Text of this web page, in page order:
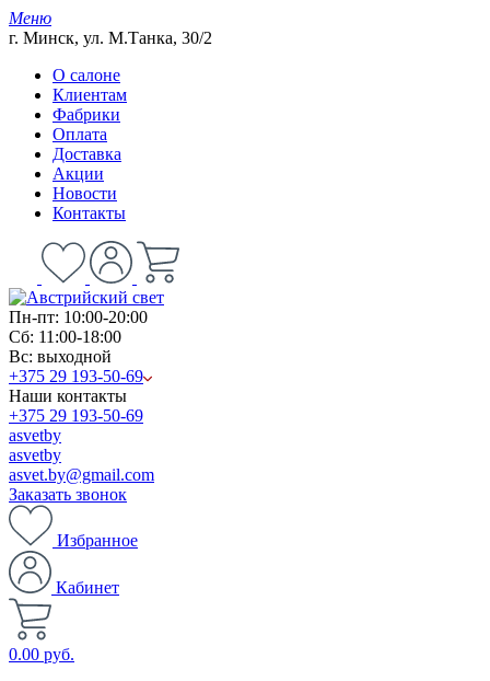
Меню
г. Минск, ул. М.Танка, 30/2
О салоне
Клиентам
Фабрики
Оплата
Доставка
Акции
Новости
Контакты
Пн-пт: 10:00-20:00
Сб: 11:00-18:00
Вс: выходной
+375 29 193-50-69
Наши контакты
+375 29 193-50-69
asvetby
asvetby
asvet.by@gmail.com
Заказать звонок
Избранное
Кабинет
0.00 руб.